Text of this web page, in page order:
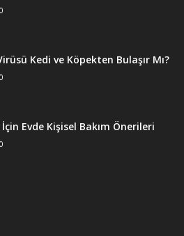
Kedi ve Köpekten Bulaşır Mı?
Evde Kişisel Bakım Önerileri